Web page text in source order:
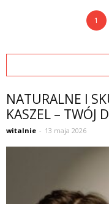
1
NATURALNE I
KASZEL – TWÓJ
witalnie - 13 maja 2026